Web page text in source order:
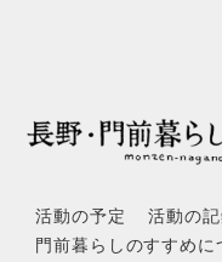
活動の予定 活動の
門前暮らしのすすめに